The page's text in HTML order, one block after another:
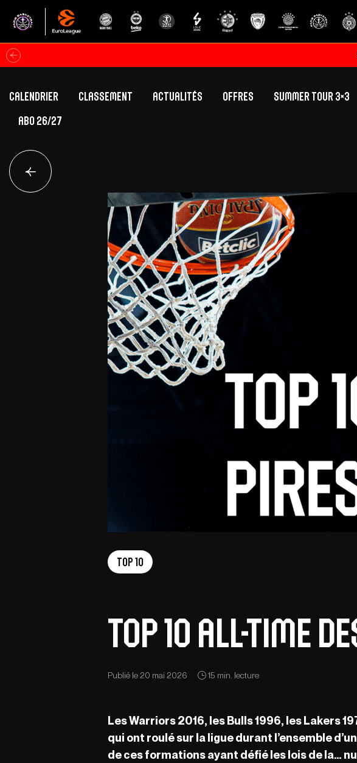
Calendrier
Classement
Classement Betclic Elite
Actualités
Offres
SUMMER TOUR 3×3
ABO 26/27
Équipe Première
Classement Betclic Elite
Classement EuroLeague
Présentation
Effectif
Offres Grand Public Offres Hospitalités
Top 10
Top 10 all-time
Publié le 20 mai 2026 15 min. lecture
Les Warriors 2016, les Bulls 1996, les Lakers
qui ont roulé sur la ligue durant l’ensemble
de ces formations ayant défié les lois de la…